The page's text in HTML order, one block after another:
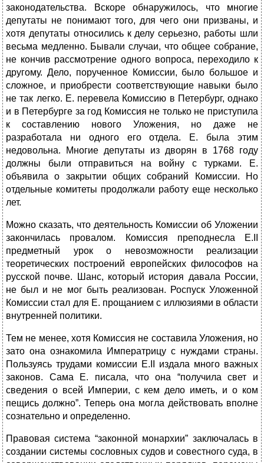
законодательства. Вскоре обнаружилось, что многие
депутаты не понимают того, для чего они призваны, и
хотя депутаты относились к делу серьезно, работы шли
весьма медленно. Бывали случаи, что общее собрание,
не кончив рассмотрение одного вопроса, переходило к
другому. Дело, порученное Комиссии, было большое и
сложное, и приобрести соответствующие навыки было
не так легко. Е. перевела Комиссию в Петербург, однако
и в Петербурге за год Комиссия не только не приступила
к составлению нового Уложения, но даже не
разработала ни одного его отдела. Е. была этим
недовольна. Многие депутаты из дворян в 1768 году
должны были отправиться на войну с турками. Е.
объявила о закрытии общих собраний Комиссии. Но
отдельные комитеты продолжали работу еще несколько
лет.
Можно сказать, что деятельность Комиссии об Уложении
закончилась провалом. Комиссия преподнесла Е.II
предметный урок о невозможности реализации
теоретических построений европейских философов на
русской почве. Шанс, который история давала России,
не был и не мог быть реализован. Роспуск Уложенной
Комиссии стал для Е. прощанием с иллюзиями в области
внутренней политики.
Тем не менее, хотя Комиссия не составила Уложения, но
зато она ознакомила Императрицу с нуждами страны.
Пользуясь трудами комиссии Е.II издала много важных
законов. Сама Е. писала, что она “получила свет и
сведения о всей Империи, с кем дело иметь, и о ком
пещись должно”. Теперь она могла действовать вполне
сознательно и определенно.
Правовая система “законной монархии” заключалась в
создании системы сословных судов и совестного суда, в